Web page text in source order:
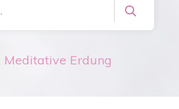
Meditative Erdung